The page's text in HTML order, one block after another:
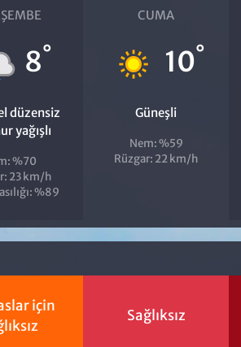
8°
düzensiz
yağışlı
%70
23 km/h
%89
CUMA
10°
Güneşli
Nem: %59
Rüzgar: 22 km/h
için
Sağlıksız